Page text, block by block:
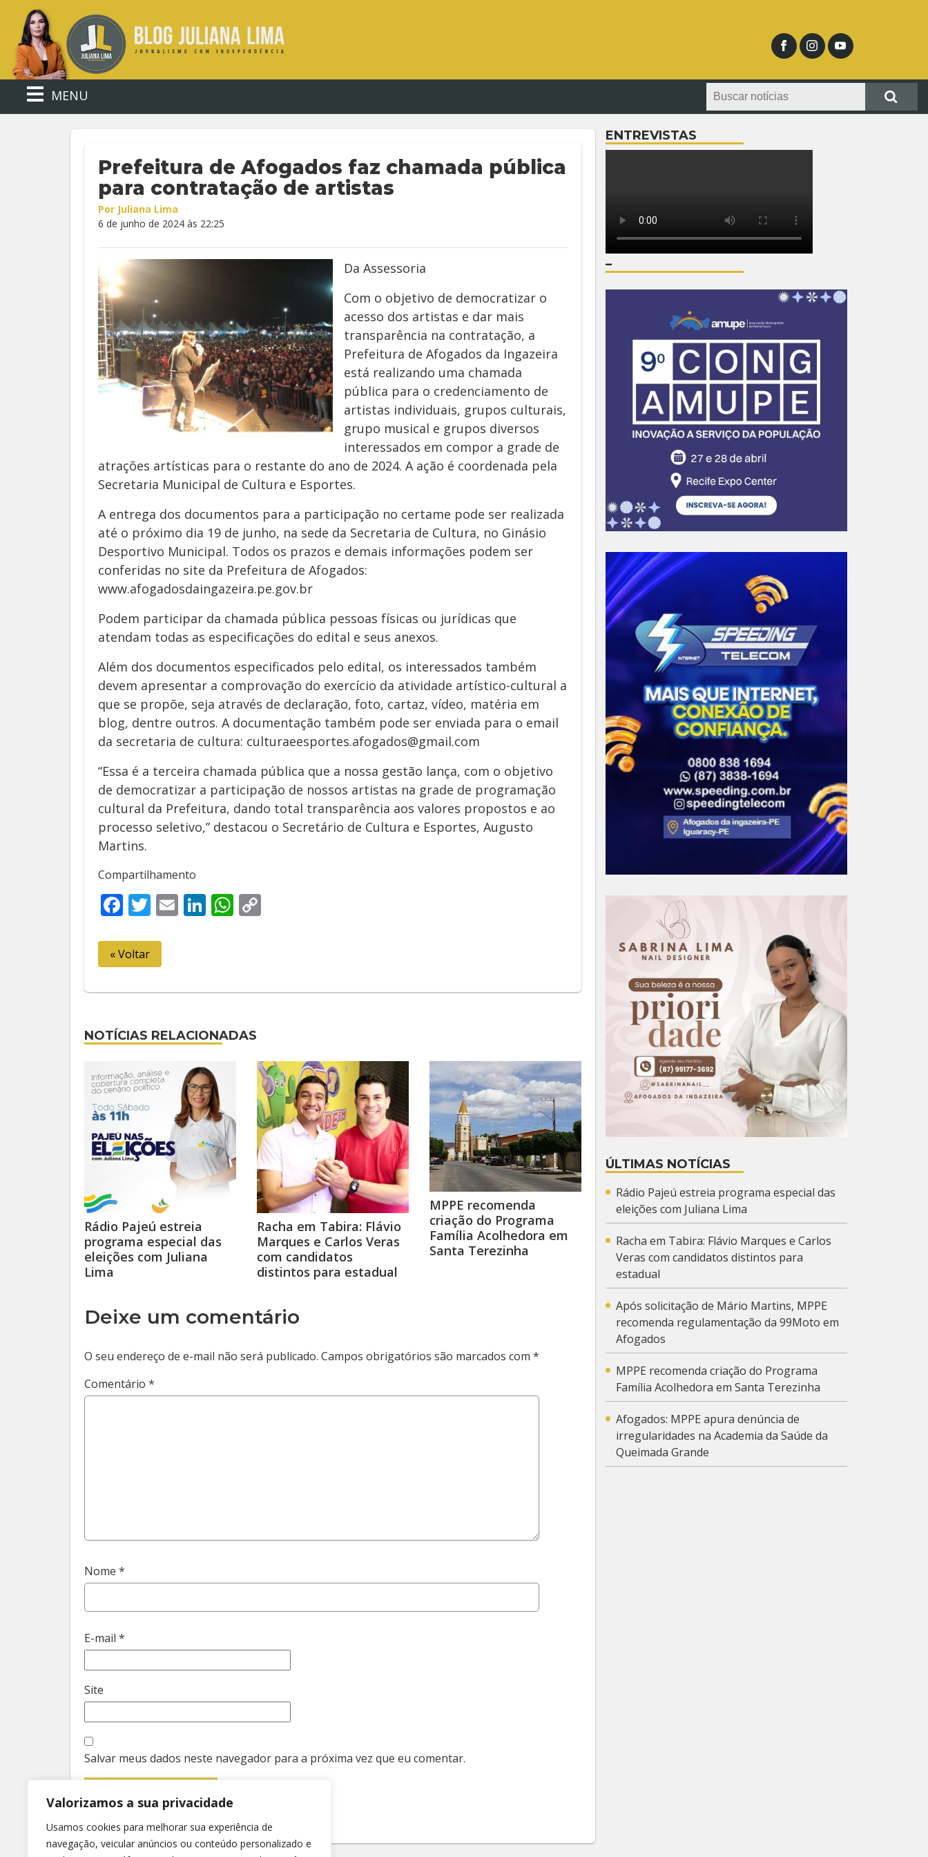
Valorizamos a sua privacidade
Usamos cookies para melhorar sua experiência de
navegação, veicular anúncios ou conteúdo personalizado e
MENU
Prefeitura de Afogados faz chamada pública
para contratação de artistas
Por Juliana Lima
6 de junho de 2024 às 22:25
Da Assessoria
Com o objetivo de democratizar o
acesso dos artistas e dar mais
transparência na contratação, a
Prefeitura de Afogados da Ingazeira
está realizando uma chamada
pública para o credenciamento de
artistas individuais, grupos culturais,
grupo musical e grupos diversos
interessados em compor a grade de
atrações artísticas para o restante do ano de 2024. A ação é coordenada pela
Secretaria Municipal de Cultura e Esportes.
A entrega dos documentos para a participação no certame pode ser realizada
até o próximo dia 19 de junho, na sede da Secretaria de Cultura, no Ginásio
Desportivo Municipal. Todos os prazos e demais informações podem ser
conferidas no site da Prefeitura de Afogados:
www.afogadosdaingazeira.pe.gov.br
Podem participar da chamada pública pessoas físicas ou jurídicas que
atendam todas as especificações do edital e seus anexos.
Além dos documentos especificados pelo edital, os interessados também
devem apresentar a comprovação do exercício da atividade artístico-cultural a
que se propõe, seja através de declaração, foto, cartaz, vídeo, matéria em
blog, dentre outros. A documentação também pode ser enviada para o email
da secretaria de cultura: culturaeesportes.afogados@gmail.com
“Essa é a terceira chamada pública que a nossa gestão lança, com o objetivo
de democratizar a participação de nossos artistas na grade de programação
cultural da Prefeitura, dando total transparência aos valores propostos e ao
processo seletivo,” destacou o Secretário de Cultura e Esportes, Augusto
Martins.
Compartilhamento
Facebook
Twitter
EmailLinkedIn
WhatsApp
« Voltar
NOTÍCIAS RELACIONADAS
Rádio Pajeú estreia
programa especial das
eleições com Juliana
Lima
Racha em Tabira: Flávio
Marques e Carlos Veras
com candidatos
distintos para estadual
MPPE recomenda
criação do Programa
Família Acolhedora em
Santa Terezinha
Deixe um comentário
O seu endereço de e-mail não será publicado. Campos obrigatórios são marcados com *
Comentário *
Nome *
E-mail *
Site
Salvar meus dados neste navegador para a próxima vez que eu comentar.
ENTREVISTAS
–
ÚLTIMAS NOTÍCIAS
Rádio Pajeú estreia programa especial das
eleições com Juliana Lima
Racha em Tabira: Flávio Marques e Carlos
Veras com candidatos distintos para
estadual
Após solicitação de Mário Martins, MPPE
recomenda regulamentação da 99Moto em
Afogados
MPPE recomenda criação do Programa
Família Acolhedora em Santa Terezinha
Afogados: MPPE apura denúncia de
irregularidades na Academia da Saúde da
Queimada Grande